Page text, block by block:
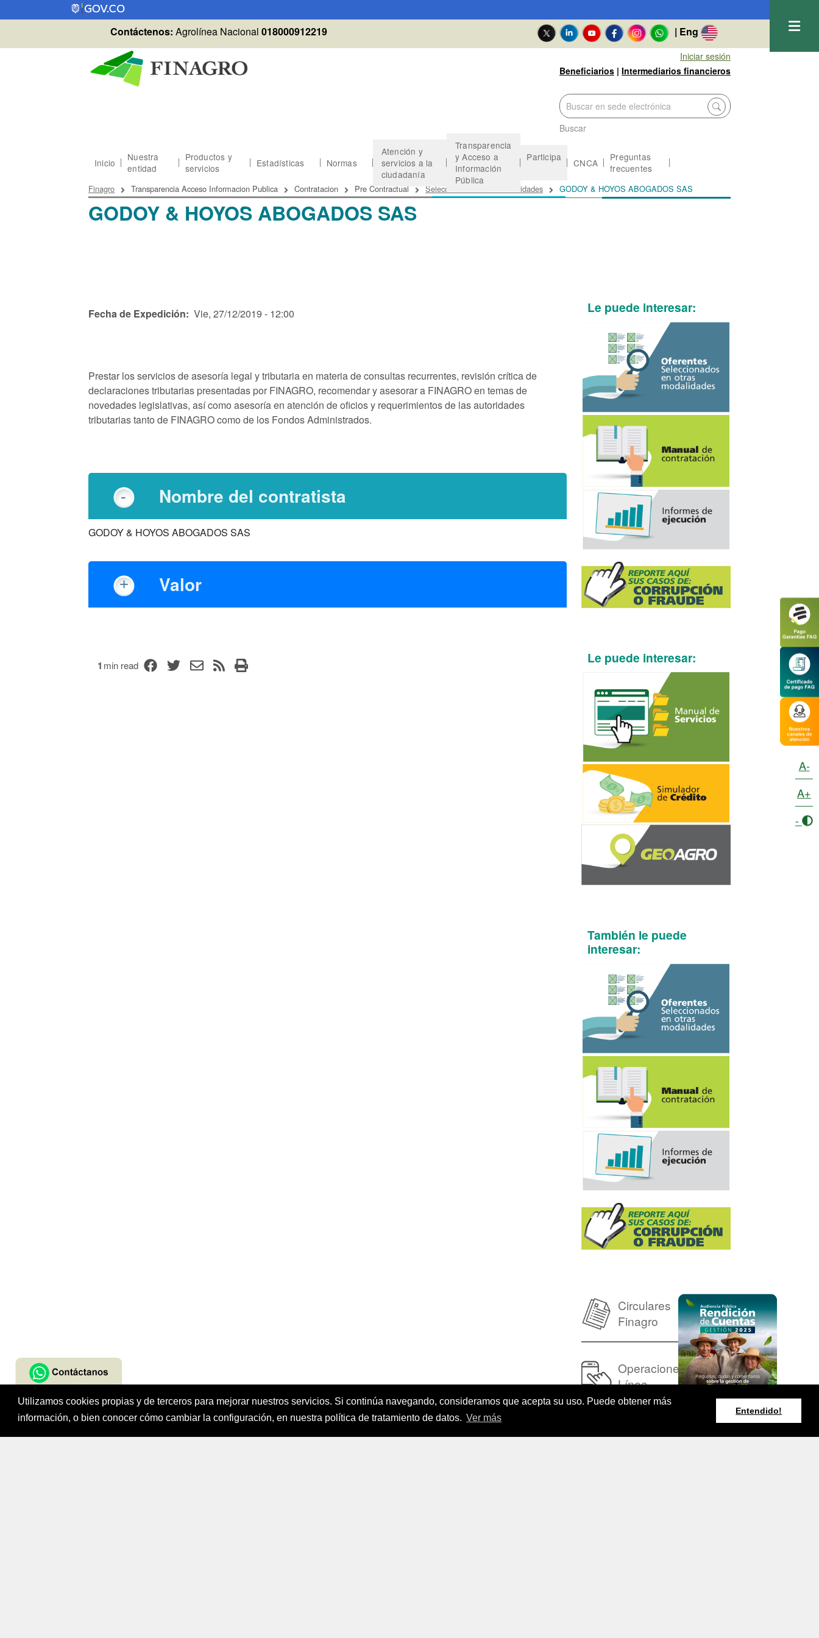
Utilizamos cookies propias y de terceros para mejorar nuestros servicios. Si continúa navegando, consideramos que acepta su uso. Puede obtener más
información, o bien conocer cómo cambiar la configuración, en nuestra política de tratamiento de datos. Ver más
Entendido!
Pasar al contenido principal
Contáctenos: Agrolínea Nacional 018000912219 | Eng
Iniciar sesión
Beneficiarios | Intermediarios financieros
Buscar
Inicio
Nuestra
entidad
Productos y
servicios
Estadísticas Normas
Atención y
servicios a la
ciudadanía
Transparencia
y Acceso a
Información
Pública
Participa CNCA
Preguntas
frecuentes
GODOY & HOYOS ABOGADOS SAS
Sobrescribir enlaces de ayuda a la navegación
Finagro Transparencia Acceso Informacion Publica Contratacion Pre Contractual Seleccionados Otras Modalidades GODOY & HOYOS ABOGADOS SAS
Fecha de Expedición Vie, 27/12/2019 - 12:00
Prestar los servicios de asesoría legal y tributaria en materia de consultas recurrentes, revisión crítica de
declaraciones tributarias presentadas por FINAGRO, recomendar y asesorar a FINAGRO en temas de
novedades legislativas, así como asesoría en atención de oficios y requerimientos de las autoridades
tributarias tanto de FINAGRO como de los Fondos Administrados.
Nombre del contratista
GODOY & HOYOS ABOGADOS SAS
Valor
1 min read
Le puede interesar:
Le puede interesar:
También le puede
interesar:
Circulares
Finagro
Operaciones en
Línea
Fondo para el Financiamiento del Sector AgropecuarioFINAGRO.
A-
A+
-